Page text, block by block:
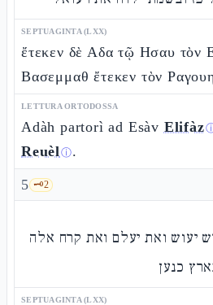
SEPTUAGINTA (LXX)
ἔτεκεν δὲ Αδα τῷ Ησαυ τὸν
Βασεμμαθ ἔτεκεν τὸν
LETTURA ORTODOSSA
Adàh partorì ad Esàv Elifàz
Reuèlⓘ.
5 🗝️2
יעוש ואת יעלם ואת קרח אלה
כנען
SEPTUAGINTA (LXX)